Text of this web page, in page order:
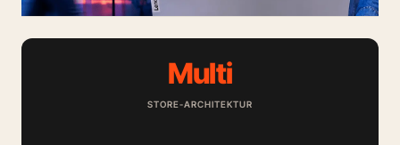
Multi
STORE-ARCHITEKTUR